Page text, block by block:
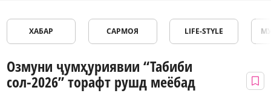
ХАБАР САРМОЯ LIFE-STYLE
Озмуни ҷумҳуриявии “Табиби
сол-2026” торафт рушд меёбад